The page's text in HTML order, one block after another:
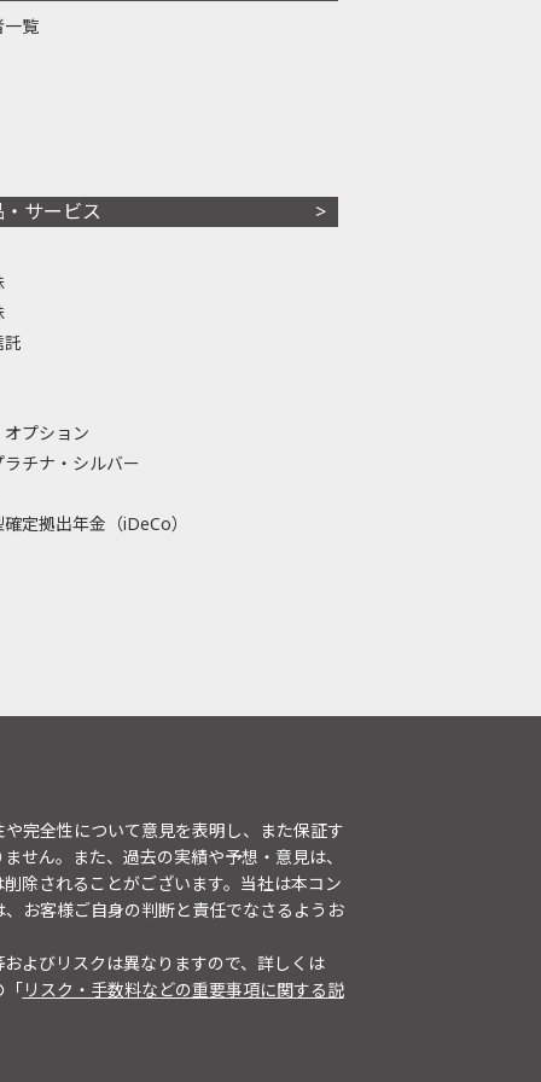
一覧
・サービス
託
プション
ラチナ・シルバー
定拠出年金（iDeCo）
完全性について意見を表明し、また保証す
せん。また、過去の実績や予想・意見は、
除されることがございます。当社は本コン
お客様ご自身の判断と責任でなさるようお
よびリスクは異なりますので、詳しくは
「リスク・手数料などの重要事項に関する説